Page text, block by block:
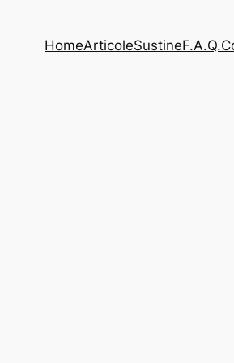
HomeArticoleSustineF.A.Q.